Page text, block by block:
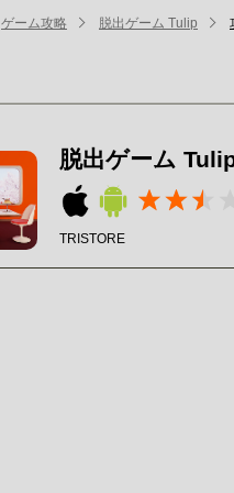
ゲーム攻略 脱出ゲーム Tulip
脱出ゲーム
TRISTORE